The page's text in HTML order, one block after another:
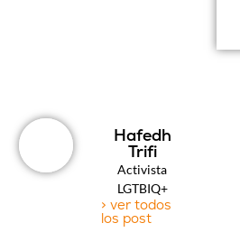
Hafedh
Trifi
Activista
LGTBIQ+
> ver todos
los post